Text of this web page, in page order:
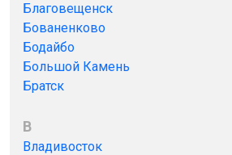
Благовещенск
Бованенково
Бодайбо
Большой Камень
Братск
В
Владивосток